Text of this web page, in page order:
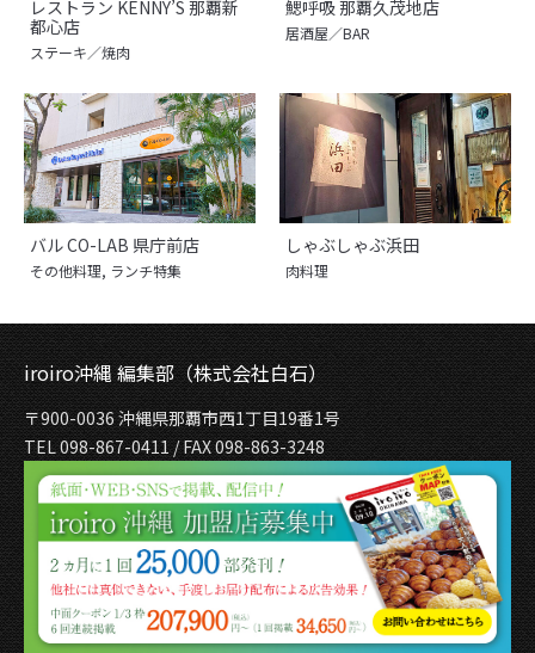
レストラン KENNY’S 那覇新
都心店
ステーキ／焼肉
鰓呼吸 那覇久茂地店
居酒屋／BAR
バル CO-LAB 県庁前店
その他料理, ランチ特集
しゃぶしゃぶ浜田
肉料理
iroiro沖縄 編集部（株式会社白石）
〒900-0036 沖縄県那覇市西1丁目19番1号
TEL 098-867-0411 / FAX 098-863-3248